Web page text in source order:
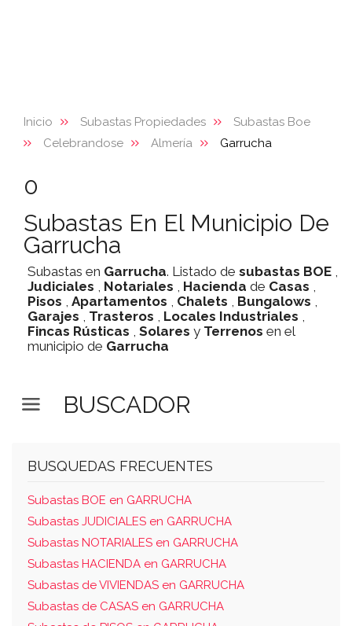
Inicio Subastas Propiedades
Subastas Boe
Celebrandose
Almería Garrucha
0
Subastas En El Municipio De
Garrucha
Subastas en Garrucha. Listado de subastas BOE ,
Judiciales , Notariales , Hacienda de Casas ,
Pisos , Apartamentos , Chalets , Bungalows ,
Garajes , Trasteros , Locales Industriales ,
Fincas Rústicas , Solares y Terrenos en el
municipio de Garrucha
BUSCADOR
BUSQUEDAS FRECUENTES
Subastas BOE en GARRUCHA
Subastas JUDICIALES en GARRUCHA
Subastas NOTARIALES en GARRUCHA
Subastas HACIENDA en GARRUCHA
Subastas de VIVIENDAS en GARRUCHA
Subastas de CASAS en GARRUCHA